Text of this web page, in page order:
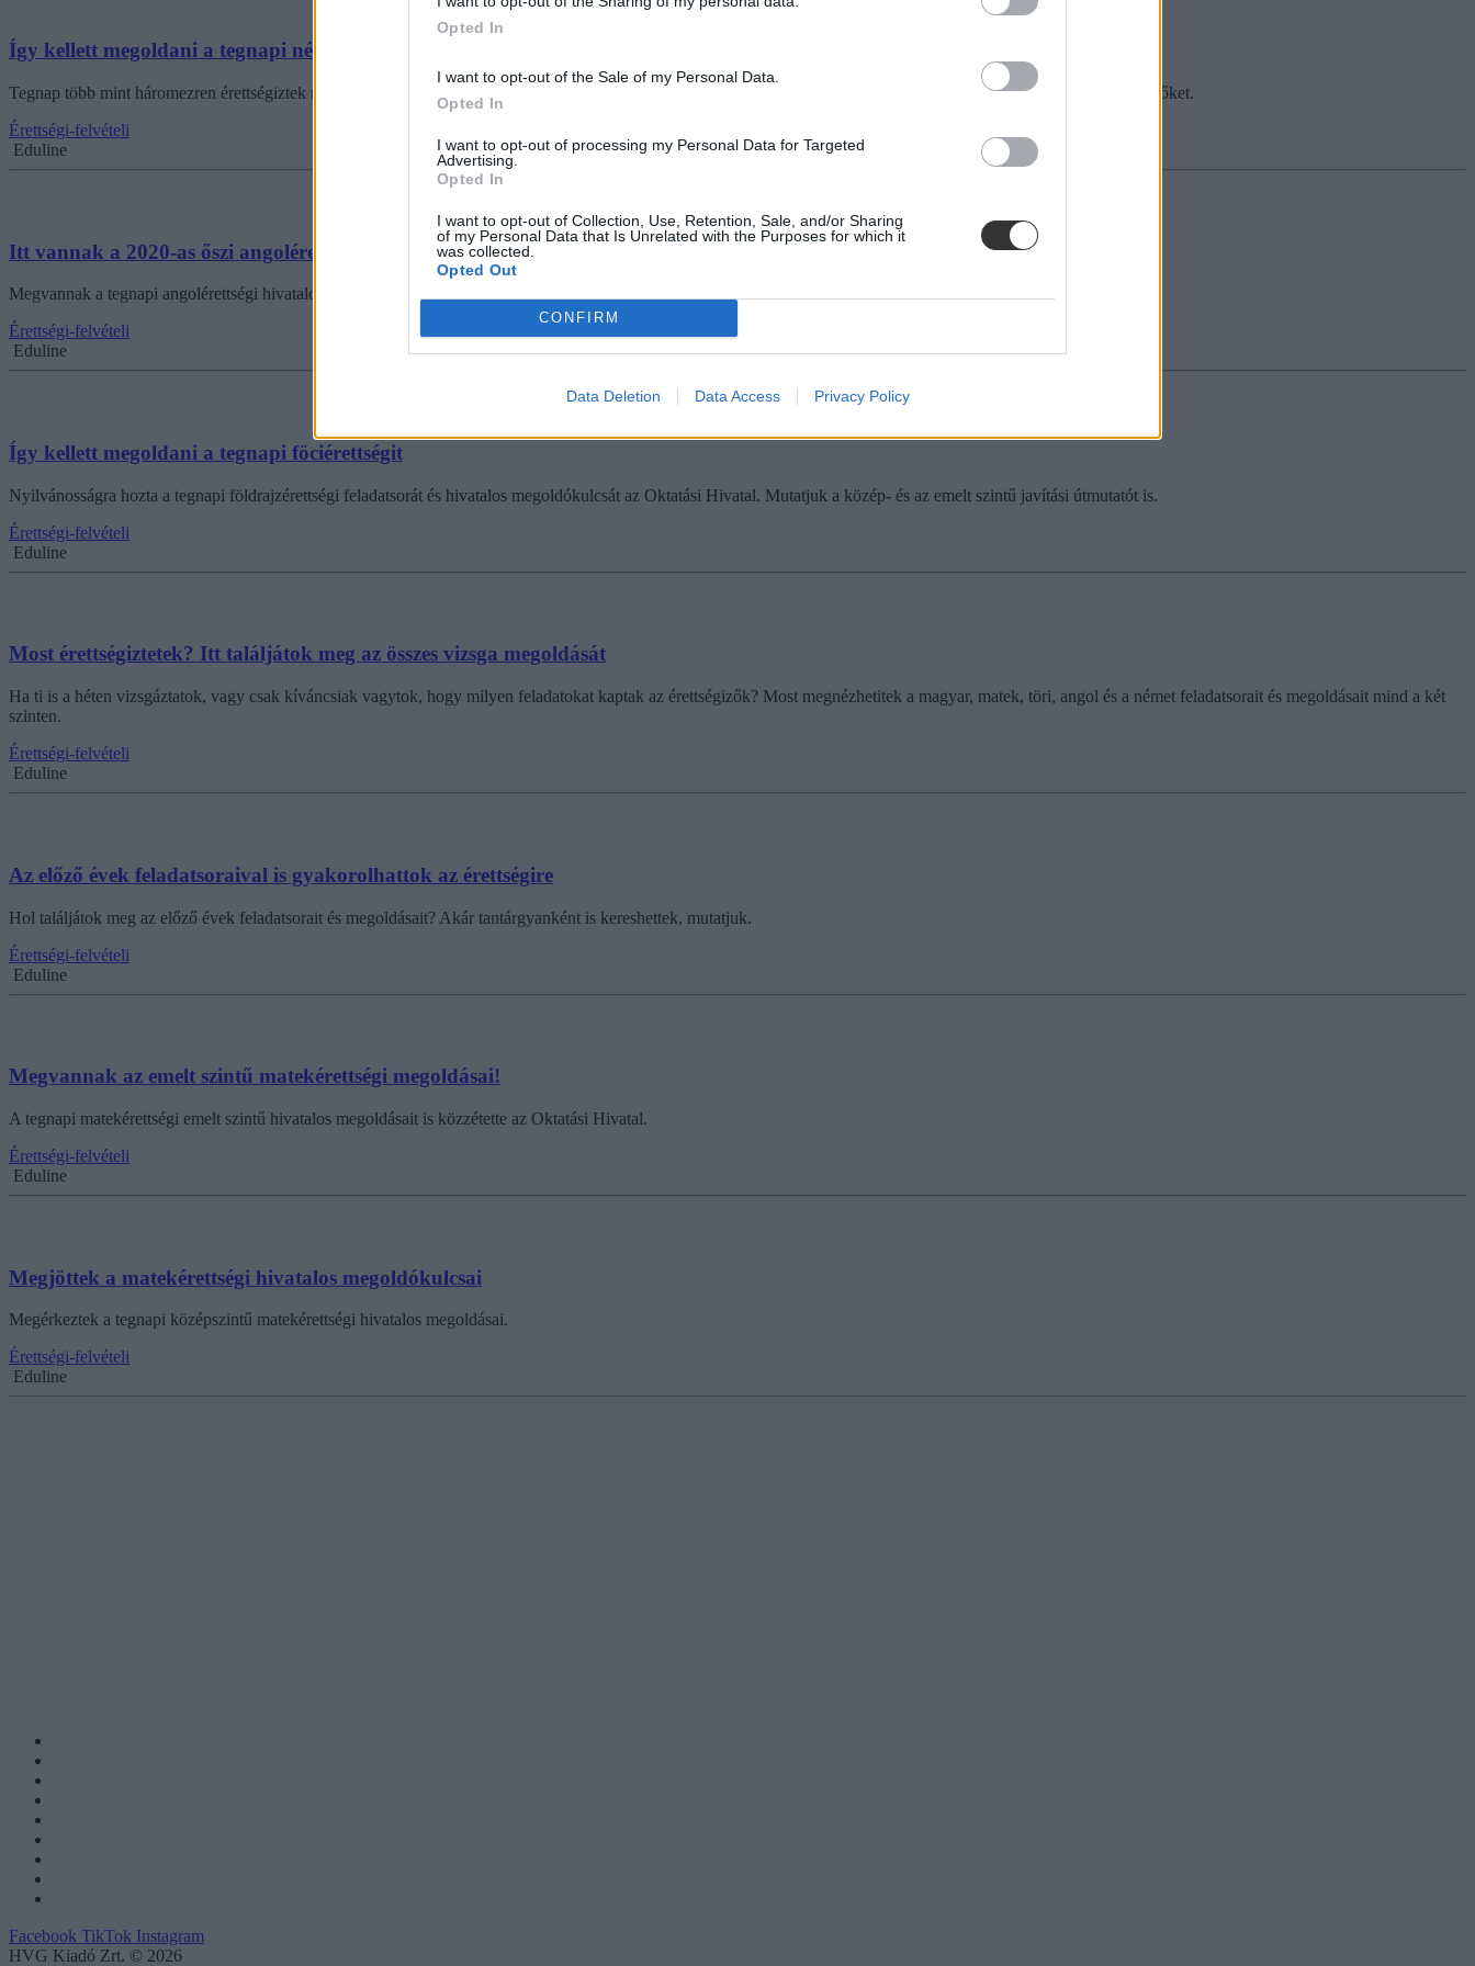
Opted In
I want to opt-out of the Sale of my Personal Data.
Opted In
I want to opt-out of processing my Personal Data for Targeted
Advertising.
Opted In
I want to opt-out of Collection, Use, Retention, Sale, and/or Sharing
of my Personal Data that Is Unrelated with the Purposes for which it
was collected.
Opted Out
CONFIRM
Data Deletion Data Access Privacy Policy
Így kellett megoldani a tegnapi németérettségit
Tegnap több mint háromezren érettségiztek németből. Mutatjuk, milyen feladatokat kaptak közép- és emelt szinten a vizsgázók, illetve azt is, hogyan kellett megoldani őket.
Érettségi-felvételi
Eduline
Itt vannak a 2020-as őszi angolérettségi megoldásai
Megvannak a tegnapi angolérettségi hivatalos megoldásai. Mutatjuk a feladatsorokat és javítási útmutatókat.
Érettségi-felvételi
Eduline
Így kellett megoldani a tegnapi föciérettségit
Nyilvánosságra hozta a tegnapi földrajzérettségi feladatsorát és hivatalos megoldókulcsát az Oktatási Hivatal. Mutatjuk a közép- és az emelt szintű javítási útmutatót is.
Érettségi-felvételi
Eduline
Most érettségiztetek? Itt találjátok meg az összes vizsga megoldását
Ha ti is a héten vizsgáztatok, vagy csak kíváncsiak vagytok, hogy milyen feladatokat kaptak az érettségizők? Most megnézhetitek a magyar, matek, töri, angol és a német feladatsorait és megoldásait mind a két
szinten.
Érettségi-felvételi
Eduline
Az előző évek feladatsoraival is gyakorolhattok az érettségire
Hol találjátok meg az előző évek feladatsorait és megoldásait? Akár tantárgyanként is kereshettek, mutatjuk.
Érettségi-felvételi
Eduline
Megvannak az emelt szintű matekérettségi megoldásai!
A tegnapi matekérettségi emelt szintű hivatalos megoldásait is közzétette az Oktatási Hivatal.
Érettségi-felvételi
Eduline
Megjöttek a matekérettségi hivatalos megoldókulcsai
Megérkeztek a tegnapi középszintű matekérettségi hivatalos megoldásai.
Érettségi-felvételi
Eduline
Facebook TikTok Instagram
HVG Kiadó Zrt. © 2026